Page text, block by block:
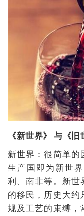
《新世界》 与《旧
新世界：很简单的
生产国即为新世
利、南非等。新世
的移民，历史大约
规及工艺的束缚，